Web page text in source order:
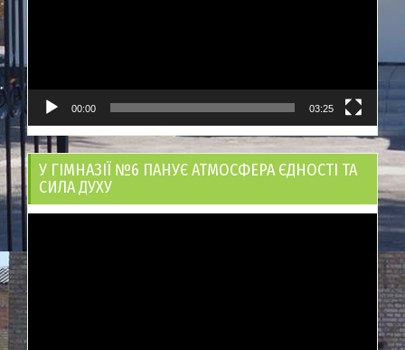
00:00 03:25
У ГІМНАЗІЇ №6 ПАНУЄ АТМОСФЕРА ЄДНОСТІ ТА
СИЛА ДУХУ